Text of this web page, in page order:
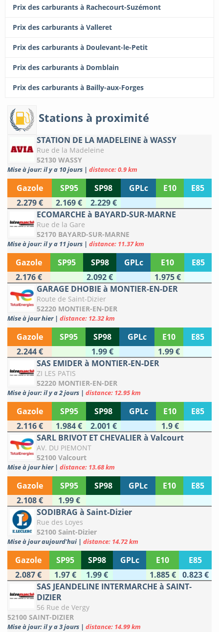
Prix des carburants à Rachecourt-Suzémont
Prix des carburants à Valleret
Prix des carburants à Doulevant-le-Petit
Prix des carburants à Domblain
Prix des carburants à Bailly-aux-Forges
Stations à proximité
STATION DE LA MADELEINE à WASSY
Rue de la Madeleine
52130 WASSY
Mise à jour: il y a 10 jours | distance: 0.9 km
Gazole SP95 SP98 GPLc E10
E85
2.279 €
2.169 €
2.229 €
ECOMARCHE à BAYARD-SUR-MARNE
Rue de la Gare
52170 BAYARD-SUR-MARNE
Mise à jour: il y a 11 jours | distance: 11.37 km
Gazole SP95 SP98 GPLc E10
E85
2.176 €
2.092 €
1.975 €
GARAGE DHOBIE à MONTIER-EN-DER
Route de Saint-Dizier
52220 MONTIER-EN-DER
Mise à jour hier | distance: 12.32 km
Gazole SP95 SP98 GPLc E10
E85
2.244 €
1.99 €
1.99 €
SAS EMIDER à MONTIER-EN-DER
ZI LES PATIS
52220 MONTIER-EN-DER
Mise à jour: il y a 2 jours | distance: 12.95 km
Gazole SP95 SP98 GPLc E10
E85
2.116 €
1.984 € 2.001 €
1.9 €
SARL BRIVOT ET CHEVALIER à Valcourt
AV. DU PIEMONT
52100 Valcourt
Mise à jour hier | distance: 13.68 km
Gazole SP95 SP98 GPLc E10
E85
2.108 €
1.99 €
SODIBRAG à Saint-Dizier
Rue des Loyes
52100 Saint-Dizier
Mise à jour aujourd'hui | distance: 14.72 km
Gazole SP95 SP98 GPLc E10
E85
2.087 €
1.97 € 1.99 € 1.885 €
0.823 €
SAS JEANDELINE INTERMARCHE à SAINT-
DIZIER
56 Rue de Vergy
52100 SAINT-DIZIER
Mise à jour: il y a 3 jours | distance: 14.99 km